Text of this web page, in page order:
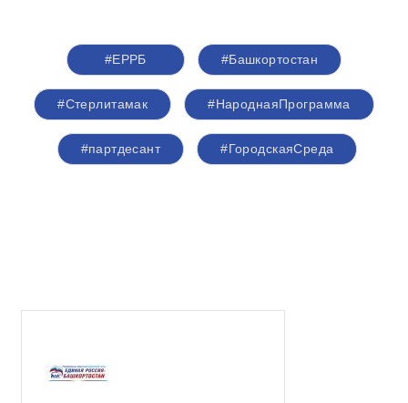
#ЕРРБ #Башкортостан
#Стерлитамак #НароднаяПрограмма
#партдесант #ГородскаяСреда